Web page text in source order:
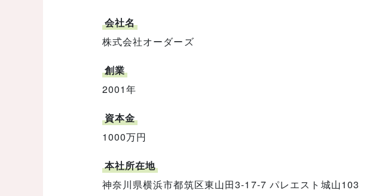
会社名
株式会社オーダーズ
創業
2001年
資本金
1000万円
本社所在地
神奈川県横浜市都筑区東山田3-17-7 パレエスト城山103